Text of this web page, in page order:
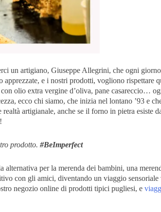
un artigiano, Giuseppe Allegrini, che ogni giorno
e i nostri prodotti, vogliono rispettare
con olio extra vergine d’oliva, pane casareccio…
ecco chi siamo, che inizia nel lontano ’93 e
artigianale, anche se il forno in pietra esiste
prodotto. #BeImperfect
per la merenda dei bambini, una
con gli amici, diventando un viaggio sensoriale
negozio online di prodotti tipici pugliesi, e